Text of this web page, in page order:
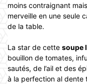
moins contraignant
merveille en une seule
de la table.
La star de cette soupe
bouillon de tomates,
sautés, de l’ail et des
à la perfection al dente